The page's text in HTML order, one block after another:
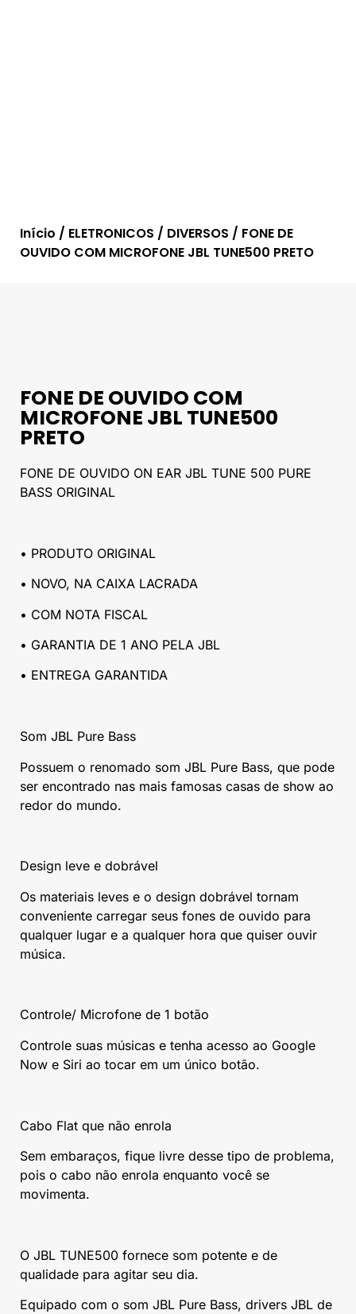
Início / ELETRONICOS / DIVERSOS / FONE DE
OUVIDO COM MICROFONE JBL TUNE500 PRETO
FONE DE OUVIDO COM
MICROFONE JBL TUNE500
PRETO
FONE DE OUVIDO ON EAR JBL TUNE 500 PURE
BASS ORIGINAL
• PRODUTO ORIGINAL
• NOVO, NA CAIXA LACRADA
• COM NOTA FISCAL
• GARANTIA DE 1 ANO PELA JBL
• ENTREGA GARANTIDA
Som JBL Pure Bass
Possuem o renomado som JBL Pure Bass, que pode
ser encontrado nas mais famosas casas de show ao
redor do mundo.
Design leve e dobrável
Os materiais leves e o design dobrável tornam
conveniente carregar seus fones de ouvido para
qualquer lugar e a qualquer hora que quiser ouvir
música.
Controle/ Microfone de 1 botão
Controle suas músicas e tenha acesso ao Google
Now e Siri ao tocar em um único botão.
Cabo Flat que não enrola
Sem embaraços, fique livre desse tipo de problema,
pois o cabo não enrola enquanto você se
movimenta.
O JBL TUNE500 fornece som potente e de
qualidade para agitar seu dia.
Equipado com o som JBL Pure Bass, drivers JBL de